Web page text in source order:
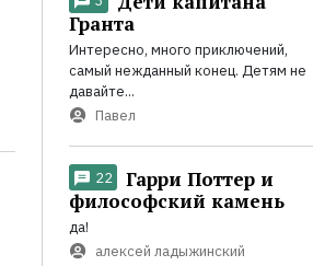
Гранта
Интересно, много приключений,
самый нежданный конец. Детям не
давайте...
Павел
22
Гарри Поттер и
философский камень
да!
алексей ладыжинский